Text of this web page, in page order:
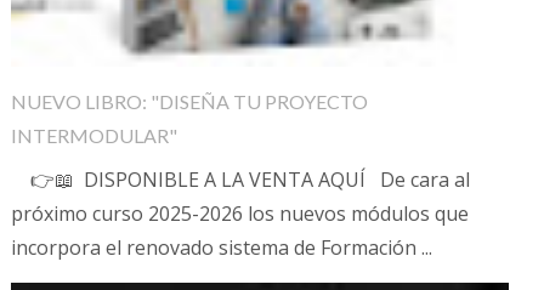
NUEVO LIBRO: "DISEÑA TU PROYECTO
INTERMODULAR"
👉📖 DISPONIBLE A LA VENTA AQUÍ De cara al
próximo curso 2025-2026 los nuevos módulos que
incorpora el renovado sistema de Formación ...